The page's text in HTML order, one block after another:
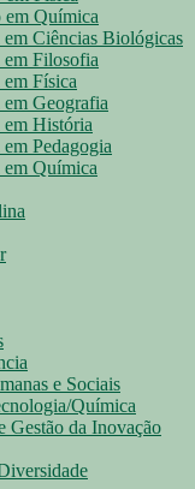
em Química
Ciências Biológicas
Filosofia
Física
Geografia
História
Pedagogia
Química
e Sociais
Química
Gestão da Inovação